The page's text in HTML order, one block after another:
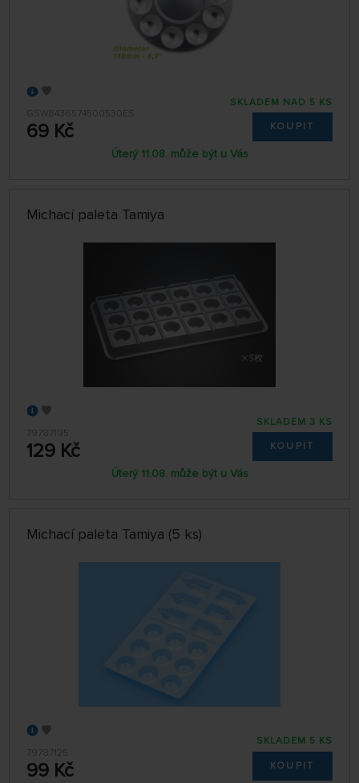
GSW8436574500530ES
69 Kč
SKLADEM NAD 5 KS
KOUPIT
Úterý 11.08. může být u Vás
Michací paleta Tamiya
79787195
129 Kč
SKLADEM 3 KS
KOUPIT
Úterý 11.08. může být u Vás
Michací paleta Tamiya (5 ks)
79787125
99 Kč
SKLADEM 5 KS
KOUPIT